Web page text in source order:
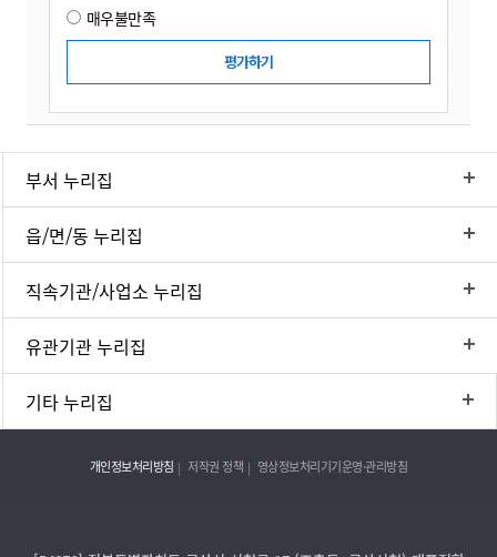
매우불만족
부서 누리집
읍/면/동 누리집
직속기관/사업소 누리집
유관기관 누리집
기타 누리집
개인정보처리방침 저작권 정책 영상정보처리기기운영·관리방침